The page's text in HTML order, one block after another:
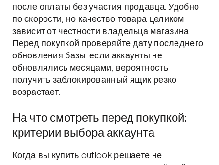
после оплаты без участия продавца. Удобно
по скорости, но качество товара целиком
зависит от честности владельца магазина.
Перед покупкой проверяйте дату последнего
обновления базы: если аккаунты не
обновлялись месяцами, вероятность
получить заблокированный ящик резко
возрастает.
На что смотреть перед покупкой:
критерии выбора аккаунта
Когда вы купить outlook решаете не